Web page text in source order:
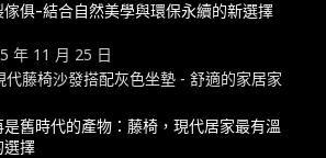
傢俱-結合自然美學與環保永續的新選擇
年 11 月 25 日
是舊時代的產物：藤椅，現代居家最有溫
選擇